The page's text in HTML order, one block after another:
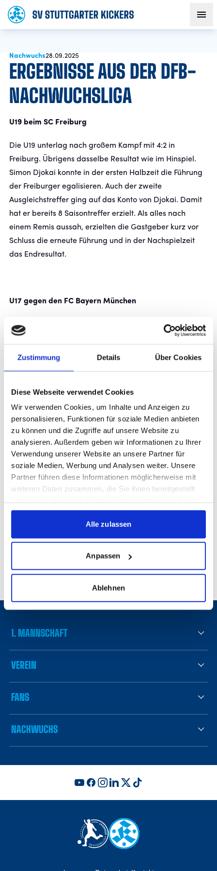
Zustimmung Details Über Cookies
Diese Webseite verwendet Cookies
Wir verwenden Cookies, um Inhalte und Anzeigen zu
personalisieren, Funktionen für soziale Medien anbieten
zu können und die Zugriffe auf unsere Website zu
analysieren. Außerdem geben wir Informationen zu Ihrer
Verwendung unserer Website an unsere Partner für
soziale Medien, Werbung und Analysen weiter. Unsere
Partner führen diese Informationen möglicherweise mit
weiteren Daten zusammen, die Sie ihnen bereitgestellt
gesammelt haben.
Alle zulassen
Anpassen
Ablehnen
AKTUELLES
TEAM
FANS
NACHWUCHS
BUSINESS
Präsentiert von
Nachwuchs28.09.2025
ERGEBNISSE AUS DER DFB-
NACHWUCHSLIGA
U19 beim SC Freiburg
Die U19 unterlag nach großem Kampf mit 4:2 in
Freiburg. Übrigens dasselbe Resultat wie im Hinspiel.
Simon Djokai konnte in der ersten Halbzeit die Führung
der Freiburger egalisieren. Auch der zweite
Ausgleichstreffer ging auf das Konto von Djokai. Damit
hat er bereits 8 Saisontreffer erzielt. Als alles nach
einem Remis aussah, erzielten die Gastgeber kurz vor
Schluss die erneute Führung und in der Nachspielzeit
das Endresultat.
U17 gegen den FC Bayern München
Die U17 der Stuttgarter Kickers lieferte sich am Samstag
ein intensives Duell mit dem Nachwuchs des FC Bayern
München in der DFB-Nachwuchsliga. Trotz großem
WEITERE NEWS
KICK VOR DEM SPIEL: KICKERS
TREFFEN ZUM SAISONAUFTAKT AUF
ULM
05.08.2026
SAMUEL UNSÖLD FÄLLT LANGFRISTIG
1. MANNSCHAFT05.08.2026
NEU AUF DER WALDAU | FOLGE 13:
MALIK SAMA IM INTERVIEW
1. MANNSCHAFT04.08.2026
1. MANNSCHAFT
VEREIN
FANS
NACHWUCHS